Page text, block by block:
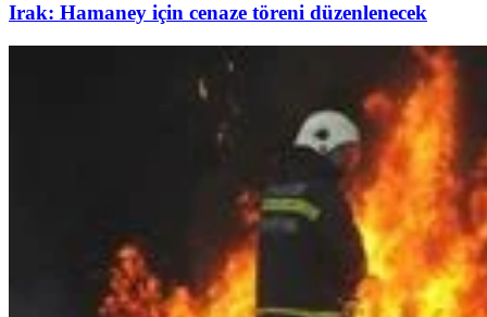
Irak: Hamaney için cenaze töreni düzenlenecek